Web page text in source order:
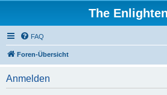
The
FAQ
Foren-Übersicht
Anmelden